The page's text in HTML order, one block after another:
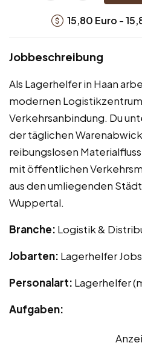
15,80 Euro -
Jobbeschreibung
Als Lagerhelfer in Haan
modernen
Verkehrsanbindung. Du
der täglichen
reibungslosen
mit öffentlichen
aus den umliegenden
Wuppertal.
Branche: Logistik &
Jobarten: Lagerhelfer
Personalart: Lagerhelfer
Aufgaben: